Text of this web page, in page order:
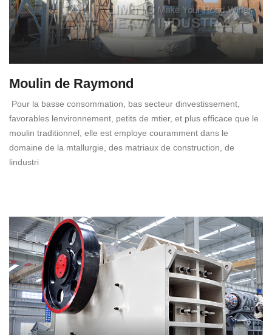
Moulin de Raymond
Pour la basse consommation, bas secteur dinvestissement,
favorables lenvironnement, petits de mtier, et plus efficace que le
moulin traditionnel, elle est employe couramment dans le
domaine de la mtallurgie, des matriaux de construction, de
lindustri